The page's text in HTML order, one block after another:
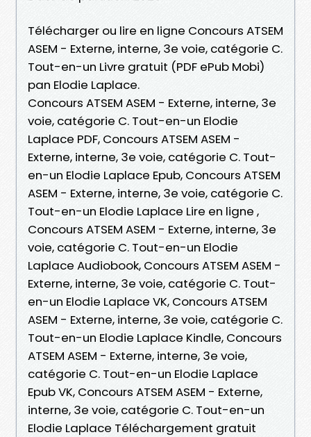
Télécharger ou lire en ligne Concours ATSEM
ASEM - Externe, interne, 3e voie, catégorie C.
Tout-en-un Livre gratuit (PDF ePub Mobi)
pan Elodie Laplace.
Concours ATSEM ASEM - Externe, interne, 3e
voie, catégorie C. Tout-en-un Elodie
Laplace PDF, Concours ATSEM ASEM -
Externe, interne, 3e voie, catégorie C. Tout-
en-un Elodie Laplace Epub, Concours ATSEM
ASEM - Externe, interne, 3e voie, catégorie C.
Tout-en-un Elodie Laplace Lire en ligne ,
Concours ATSEM ASEM - Externe, interne, 3e
voie, catégorie C. Tout-en-un Elodie
Laplace Audiobook, Concours ATSEM ASEM -
Externe, interne, 3e voie, catégorie C. Tout-
en-un Elodie Laplace VK, Concours ATSEM
ASEM - Externe, interne, 3e voie, catégorie C.
Tout-en-un Elodie Laplace Kindle, Concours
ATSEM ASEM - Externe, interne, 3e voie,
catégorie C. Tout-en-un Elodie Laplace
Epub VK, Concours ATSEM ASEM - Externe,
interne, 3e voie, catégorie C. Tout-en-un
Elodie Laplace Téléchargement gratuit